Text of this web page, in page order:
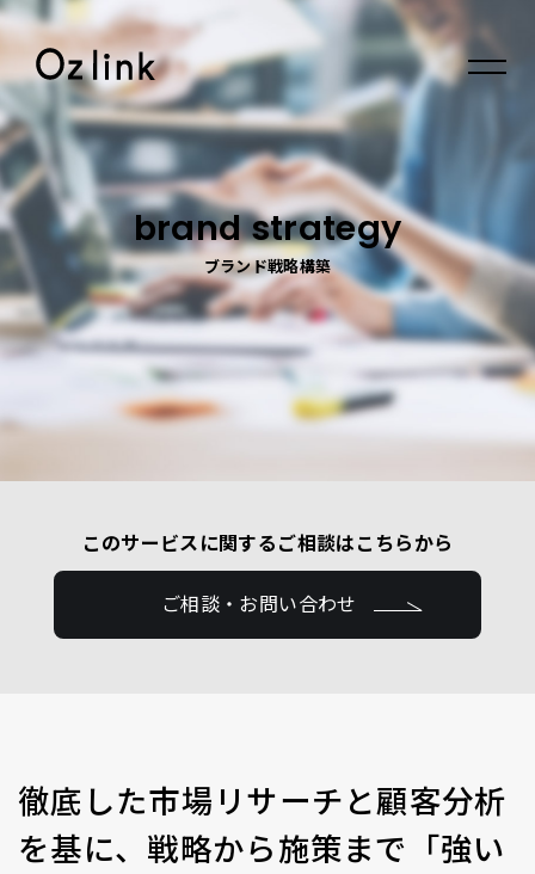
© 2026 Oz link Inc.
brand strategy
ブランド戦略構築
このサービスに関するご相談はこちらから
ご相談・お問い合わせ
徹底した市場リサーチと顧客分析
を基に、戦略から施策まで「強い